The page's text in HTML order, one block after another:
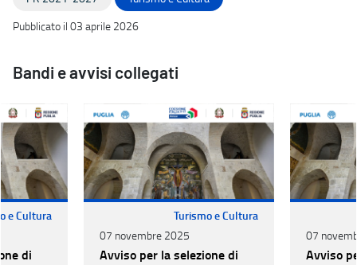
Pubblicato il 03 aprile 2026
Bandi e avvisi collegati
e Cultura
di
Turismo e Cultura
07 novembre 2025
Avviso per la selezione di
07
Avviso